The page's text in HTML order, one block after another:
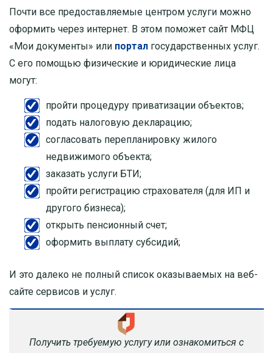
Почти все предоставляемые центром услуги можно
оформить через интернет. В этом поможет сайт МФЦ
«Мои документы» или портал государственных услуг.
С его помощью физические и юридические лица
могут:
пройти процедуру приватизации объектов;
подать налоговую декларацию;
согласовать перепланировку жилого
недвижимого объекта;
заказать услуги БТИ;
пройти регистрацию страхователя (для ИП и
другого бизнеса);
открыть пенсионный счет;
оформить выплату субсидий;
И это далеко не полный список оказываемых на веб-
сайте сервисов и услуг.
Получить требуемую услугу или ознакомиться с